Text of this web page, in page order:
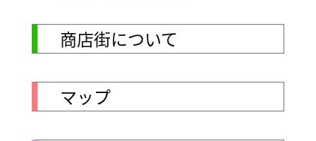
商店街について
マップ